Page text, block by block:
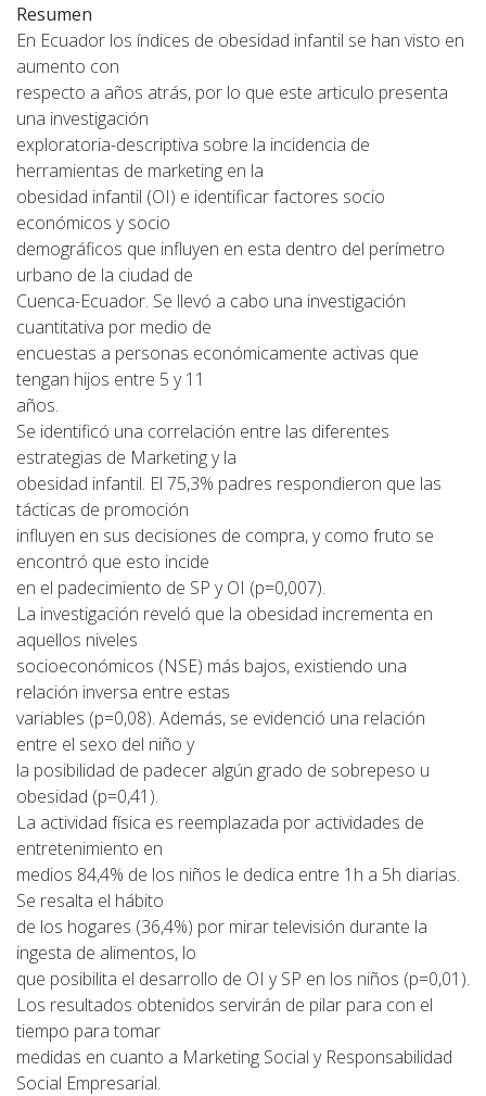
Resumen
En Ecuador los índices de obesidad infantil se han visto en
aumento con
respecto a años atrás, por lo que este articulo presenta
una investigación
exploratoria-descriptiva sobre la incidencia de
herramientas de marketing en la
obesidad infantil (OI) e identificar factores socio
económicos y socio
demográficos que influyen en esta dentro del perímetro
urbano de la ciudad de
Cuenca-Ecuador. Se llevó a cabo una investigación
cuantitativa por medio de
encuestas a personas económicamente activas que
tengan hijos entre 5 y 11
años.
Se identificó una correlación entre las diferentes
estrategias de Marketing y la
obesidad infantil. El 75,3% padres respondieron que las
tácticas de promoción
influyen en sus decisiones de compra, y como fruto se
encontró que esto incide
en el padecimiento de SP y OI (p=0,007).
La investigación reveló que la obesidad incrementa en
aquellos niveles
socioeconómicos (NSE) más bajos, existiendo una
relación inversa entre estas
variables (p=0,08). Además, se evidenció una relación
entre el sexo del niño y
la posibilidad de padecer algún grado de sobrepeso u
obesidad (p=0,41).
La actividad física es reemplazada por actividades de
entretenimiento en
medios 84,4% de los niños le dedica entre 1h a 5h diarias.
Se resalta el hábito
de los hogares (36,4%) por mirar televisión durante la
ingesta de alimentos, lo
que posibilita el desarrollo de OI y SP en los niños (p=0,01).
Los resultados obtenidos servirán de pilar para con el
tiempo para tomar
medidas en cuanto a Marketing Social y Responsabilidad
Social Empresarial.